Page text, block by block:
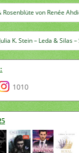
Rosenblüte von Renée
K. Stein – Leda & Silas
1010